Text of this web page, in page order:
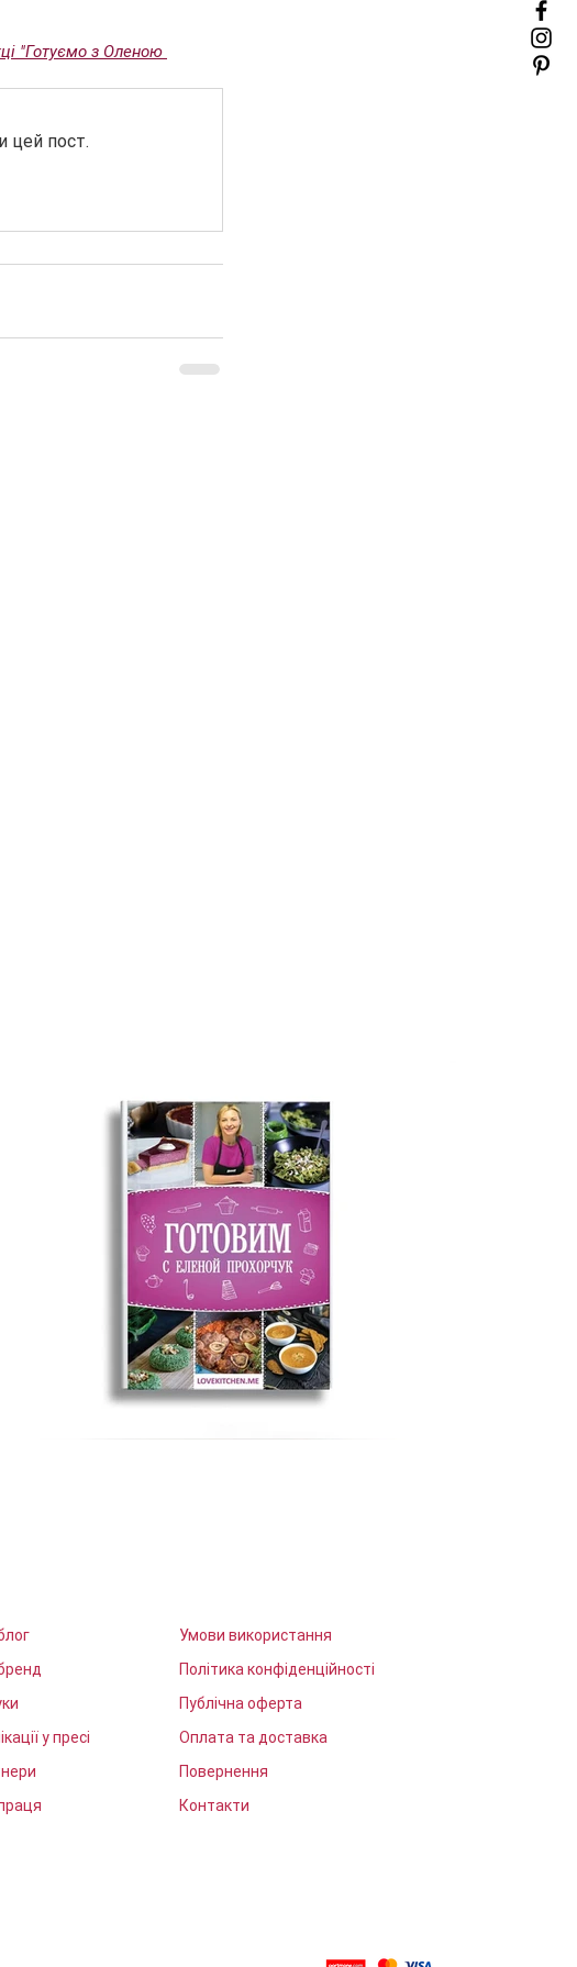
"Готуємо з Оленою
цей пост.
у пресі
Умови використання
Політика конфіденційності
Публічна оферта
Оплата та доставка
Повернення
Контакти